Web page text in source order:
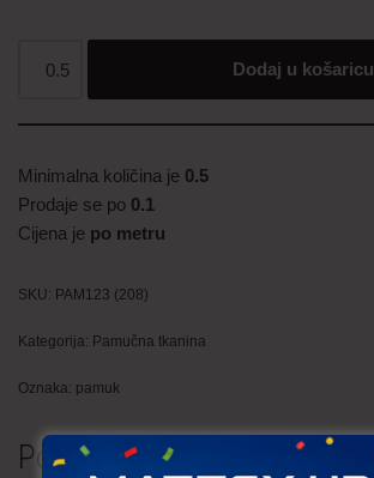
Dodaj u košaricu
Minimalna količina je 0.5
Prodaje se po 0.1
Cijena je po metru
SKU: PAM123 (208)
Kategorija: Pamučna tkanina
Oznaka: pamuk
Povezani proizvodi